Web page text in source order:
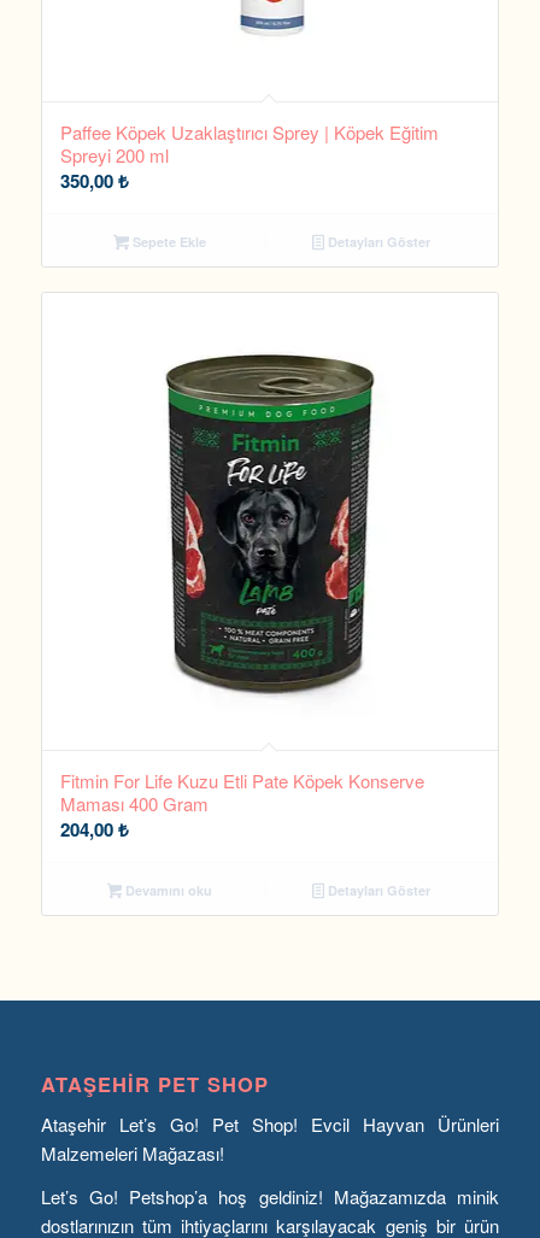
Paffee Köpek Uzaklaştırıcı Sprey | Köpek Eğitim
Spreyi 200 ml
350,00₺
Sepete Ekle Detayları Göster
Fitmin For Life Kuzu Etli Pate Köpek Konserve
Maması 400 Gram
204,00₺
Devamını oku Detayları Göster
ATAŞEHIR PET SHOP
Ataşehir Let’s Go! Pet Shop! Evcil Hayvan Ürünleri
Malzemeleri Mağazası!
Let’s Go! Petshop’a hoş geldiniz! Mağazamızda minik
dostlarınızın tüm ihtiyaçlarını karşılayacak geniş bir ürün